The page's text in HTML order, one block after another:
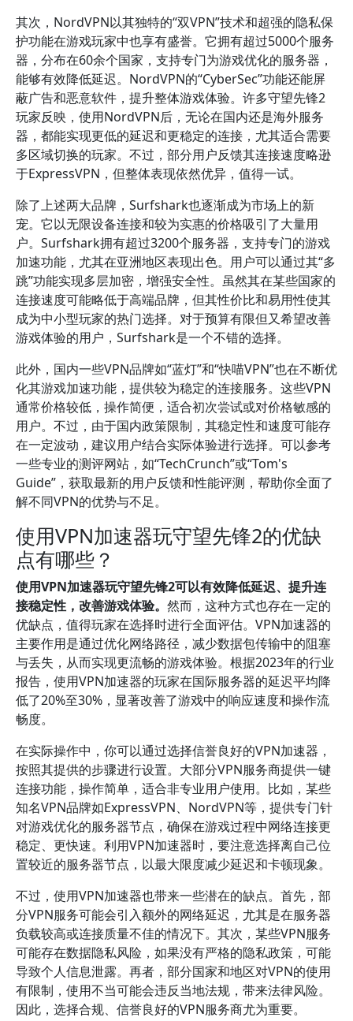
其次，NordVPN以其独特的“双VPN”技术和超强的隐私保
护功能在游戏玩家中也享有盛誉。它拥有超过5000个服务
器，分布在60余个国家，支持专门为游戏优化的服务器，
能够有效降低延迟。NordVPN的“CyberSec”功能还能屏
蔽广告和恶意软件，提升整体游戏体验。许多守望先锋2
玩家反映，使用NordVPN后，无论在国内还是海外服务
器，都能实现更低的延迟和更稳定的连接，尤其适合需要
多区域切换的玩家。不过，部分用户反馈其连接速度略逊
于ExpressVPN，但整体表现依然优异，值得一试。
除了上述两大品牌，Surfshark也逐渐成为市场上的新
宠。它以无限设备连接和较为实惠的价格吸引了大量用
户。Surfshark拥有超过3200个服务器，支持专门的游戏
加速功能，尤其在亚洲地区表现出色。用户可以通过其“多
跳”功能实现多层加密，增强安全性。虽然其在某些国家的
连接速度可能略低于高端品牌，但其性价比和易用性使其
成为中小型玩家的热门选择。对于预算有限但又希望改善
游戏体验的用户，Surfshark是一个不错的选择。
此外，国内一些VPN品牌如“蓝灯”和“快喵VPN”也在不断优
化其游戏加速功能，提供较为稳定的连接服务。这些VPN
通常价格较低，操作简便，适合初次尝试或对价格敏感的
用户。不过，由于国内政策限制，其稳定性和速度可能存
在一定波动，建议用户结合实际体验进行选择。可以参考
一些专业的测评网站，如“TechCrunch”或“Tom's
Guide”，获取最新的用户反馈和性能评测，帮助你全面了
解不同VPN的优势与不足。
使用VPN加速器玩守望先锋2的优缺
点有哪些？
使用VPN加速器玩守望先锋2可以有效降低延迟、提升连
接稳定性，改善游戏体验。 然而，这种方式也存在一定的
优缺点，值得玩家在选择时进行全面评估。VPN加速器的
主要作用是通过优化网络路径，减少数据包传输中的阻塞
与丢失，从而实现更流畅的游戏体验。根据2023年的行业
报告，使用VPN加速器的玩家在国际服务器的延迟平均降
低了20%至30%，显著改善了游戏中的响应速度和操作流
畅度。
在实际操作中，你可以通过选择信誉良好的VPN加速器，
按照其提供的步骤进行设置。大部分VPN服务商提供一键
连接功能，操作简单，适合非专业用户使用。比如，某些
知名VPN品牌如ExpressVPN、NordVPN等，提供专门针
对游戏优化的服务器节点，确保在游戏过程中网络连接更
稳定、更快速。利用VPN加速器时，要注意选择离自己位
置较近的服务器节点，以最大限度减少延迟和卡顿现象。
不过，使用VPN加速器也带来一些潜在的缺点。首先，部
分VPN服务可能会引入额外的网络延迟，尤其是在服务器
负载较高或连接质量不佳的情况下。其次，某些VPN服务
可能存在数据隐私风险，如果没有严格的隐私政策，可能
导致个人信息泄露。再者，部分国家和地区对VPN的使用
有限制，使用不当可能会违反当地法规，带来法律风险。
因此，选择合规、信誉良好的VPN服务商尤为重要。